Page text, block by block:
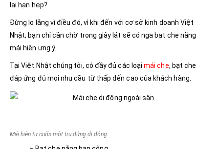
lại hạn hẹp?
Đừng lo lắng vì điều đó, vì khi đến với cơ sở kinh doanh Việt
Nhật, bạn chỉ cần chờ trong giây lát sẽ có nga bạt che nắng
mái hiên ưng ý.
Tại Việt Nhật chúng tôi, có đầy đủ các loạimái che, bạt che
đáp ứng đủ mọi nhu cầu từ thấp đến cao của khách hàng.
Mái hiên tự cuốn một trụ đứng di động